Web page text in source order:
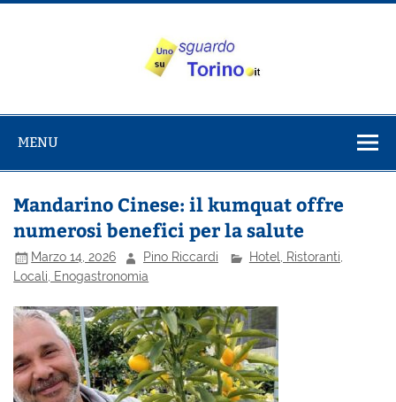
Salta
su Torino
MENU
Mandarino Cinese: il kumquat offre
numerosi benefici per la salute
Marzo 14, 2026 Pino Riccardi
Hotel, Ristoranti,
Locali, Enogastronomia